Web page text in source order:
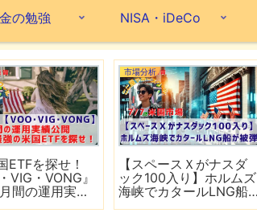
の勉強 NISA・iDeCo
ETFを探せ！
VIG・VONG』
間の運用実績
市場分析
【スペースＸがナスダ
ック100入り】ホルムズ
海峡でカタールLNG船